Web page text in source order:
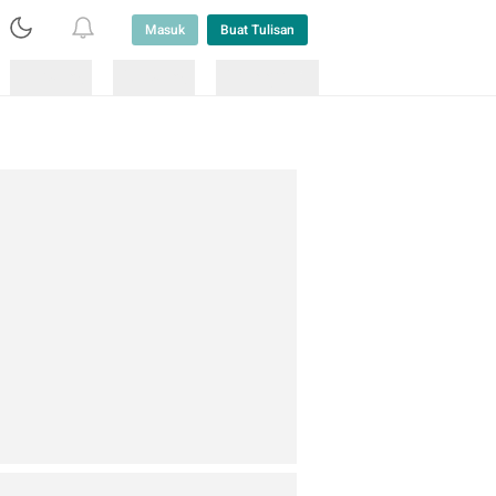
Masuk Buat Tulisan